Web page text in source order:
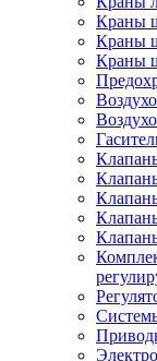
Краны
Краны
Краны